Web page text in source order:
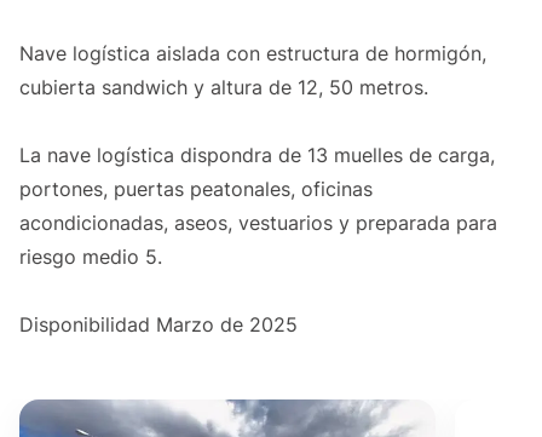
Nave logística aislada con estructura de hormigón,
cubierta sandwich y altura de 12, 50 metros.
La nave logística dispondra de 13 muelles de carga,
portones, puertas peatonales, oficinas
acondicionadas, aseos, vestuarios y preparada para
riesgo medio 5.
Disponibilidad Marzo de 2025